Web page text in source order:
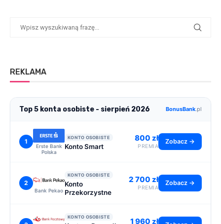
REKLAMA
Top 5 konta osobiste - sierpień 2026 BonusBank.pl
1
Erste Bank
Polska
KONTO OSOBISTE
Konto Smart
800 zł
PREMIA
Zobacz →
2
Bank Pekao
KONTO OSOBISTE
Konto
Przekorzystne
2 700 zł
PREMIA
Zobacz →
KONTO OSOBISTE 1 960 zł